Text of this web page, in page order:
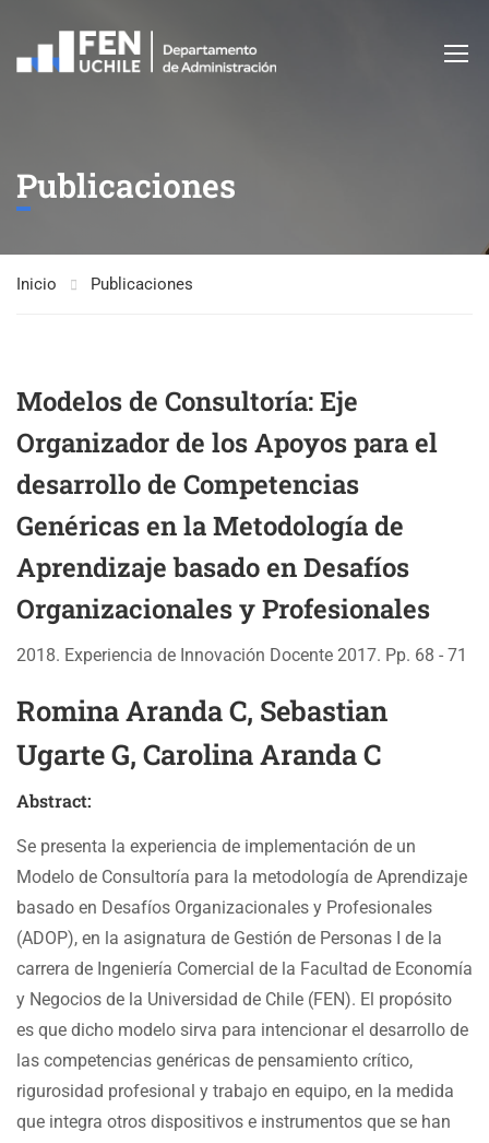
Publicaciones
Inicio Publicaciones
Modelos de Consultoría: Eje
Organizador de los Apoyos para el
desarrollo de Competencias
Genéricas en la Metodología de
Aprendizaje basado en Desafíos
Organizacionales y Profesionales
2018. Experiencia de Innovación Docente 2017. Pp. 68 - 71
Romina Aranda C, Sebastian
Ugarte G, Carolina Aranda C
Abstract:
Se presenta la experiencia de implementación de un
Modelo de Consultoría para la metodología de Aprendizaje
basado en Desafíos Organizacionales y Profesionales
(ADOP), en la asignatura de Gestión de Personas I de la
carrera de Ingeniería Comercial de la Facultad de Economía
y Negocios de la Universidad de Chile (FEN). El propósito
es que dicho modelo sirva para intencionar el desarrollo de
las competencias genéricas de pensamiento crítico,
rigurosidad profesional y trabajo en equipo, en la medida
que integra otros dispositivos e instrumentos que se han